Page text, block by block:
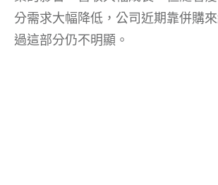
分需求大幅降低，公司近期靠併購
過這部分仍不明顯。